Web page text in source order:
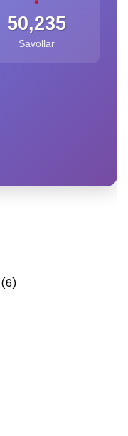
50,235
Savollar
(6)